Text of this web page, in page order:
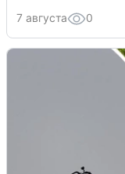
7 августа 0